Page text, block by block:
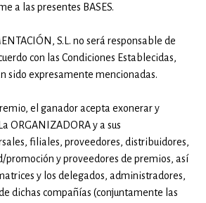
a las presentes BASES.
S.L. no será responsable de
con las Condiciones Establecidas,
sido expresamente mencionadas.
el ganador acepta exonerar y
ORGANIZADORA y a sus
filiales, proveedores, distribuidores,
promoción y proveedores de premios, así
y los delegados, administradores,
dichas compañías (conjuntamente las